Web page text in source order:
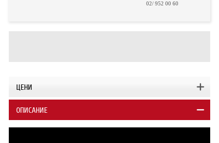
02/ 952 00 60
ЦЕНИ
ОПИСАНИЕ